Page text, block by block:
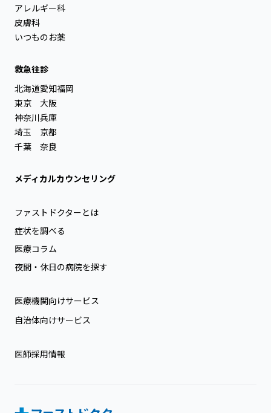
アレルギー科
皮膚科
いつものお薬
救急往診
北海道
東京
神奈川
埼玉
千葉
愛知
大阪
兵庫
京都
奈良
福岡
メディカルカウンセリング
ファストドクターとは
症状を調べる
医療コラム
夜間・休日の病院を探す
医療機関向けサービス
自治体向けサービス
医師採用情報